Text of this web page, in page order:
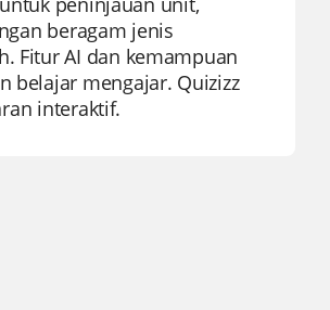
beragam jenis
Fitur AI dan kemampuan
belajar mengajar. Quizizz
interaktif.